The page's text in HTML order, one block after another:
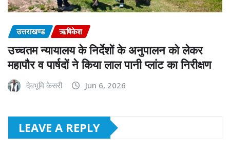
उत्तराखण्ड ऋषिकेश
उच्चतम न्यायालय के निर्देशों के अनुपालन को लेकर
महापौर व पार्षदों ने किया लाल पानी प्लांट का निरीक्षण
देवभूमि केसरी Jun 6, 2026
LEAVE A REPLY